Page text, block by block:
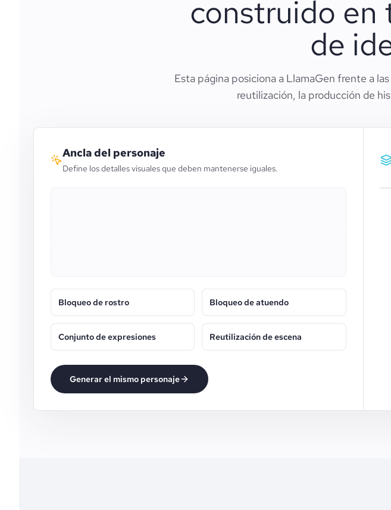
construido en
de
Esta página posiciona a LlamaGen frente a
reutilización, la producción de
Ancla del personaje
Define los detalles visuales que deben mantenerse iguales.
Bloqueo de rostro Bloqueo de atuendo
Conjunto de expresiones Reutilización de escena
Generar el mismo personaje